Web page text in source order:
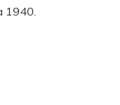
1940.